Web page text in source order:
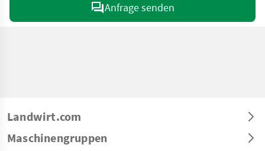
Anfrage senden
Landwirt.com
Maschinengruppen